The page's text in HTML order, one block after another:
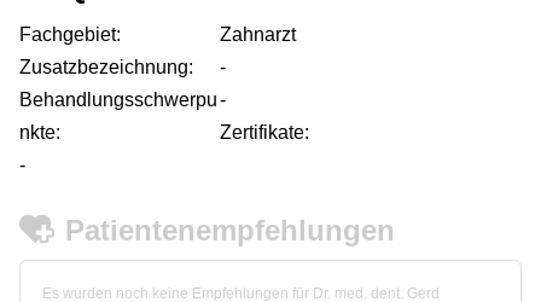
Fachgebiet:
Zahnarzt
Zusatzbezeichnung:
-
Behandlungsschwerpu
nkte:
-
Zertifikate:
-
Patientenempfehlungen
Es wurden noch keine Empfehlungen für Dr. med. dent. Gerd